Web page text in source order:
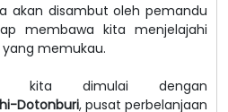
akan disambut oleh pemandu
membawa kita menjelajahi
memukau.
kita dimulai dengan
Dotonburi, pusat perbelanjaan